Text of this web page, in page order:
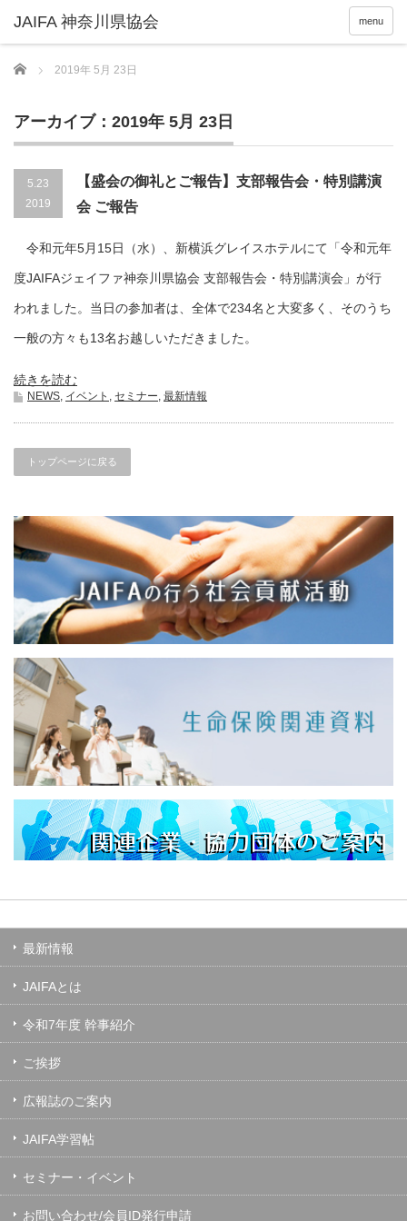
menu
Home 2019年 5月 23日
アーカイブ：2019年 5月 23日
5.23
2019
【盛会の御礼とご報告】支部報告会・特別講演
会 ご報告
令和元年5月15日（水）、新横浜グレイスホテルにて「令和元年
度JAIFAジェイファ神奈川県協会 支部報告会・特別講演会」が行
われました。当日の参加者は、全体で234名と大変多く、そのうち
一般の方々も13名お越しいただきました。
続きを読む
NEWS, イベント , セミナー, 最新情報
トップページに戻る
最新情報
JAIFAとは
令和7年度 幹事紹介
ご挨拶
広報誌のご案内
JAIFA学習帖
セミナー・イベント
お問い合わせ/会員ID発行申請